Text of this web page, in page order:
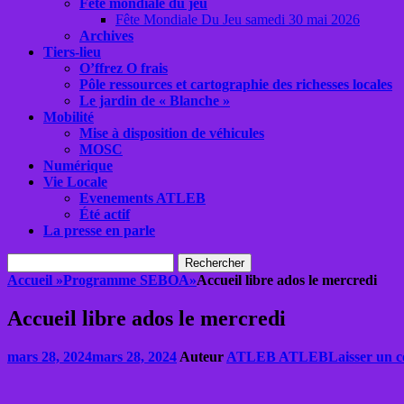
Fête mondiale du jeu
Fête Mondiale Du Jeu samedi 30 mai 2026
Archives
Tiers-lieu
O’ffrez O frais
Pôle ressources et cartographie des richesses locales
Le jardin de « Blanche »
Mobilité
Mise à disposition de véhicules
MOSC
Numérique
Vie Locale
Evenements ATLEB
Été actif
La presse en parle
Accueil »Programme SEBOA»Accueil libre ados le mercredi
Accueil libre ados le mercredi
Posted
mars 28, 2024mars 28, 2024 Auteur ATLEB ATLEBLaisser un